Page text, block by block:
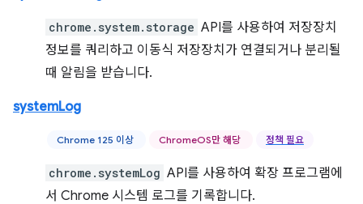
chrome.system.storage API를 사용하여 저장장치
정보를 쿼리하고 이동식 저장장치가 연결되거나 분리될
때 알림을 받습니다.
systemLog
Chrome 125 이상 ChromeOS만 해당 정책 필요
chrome.systemLog API를 사용하여 확장 프로그램에
서 Chrome 시스템 로그를 기록합니다.